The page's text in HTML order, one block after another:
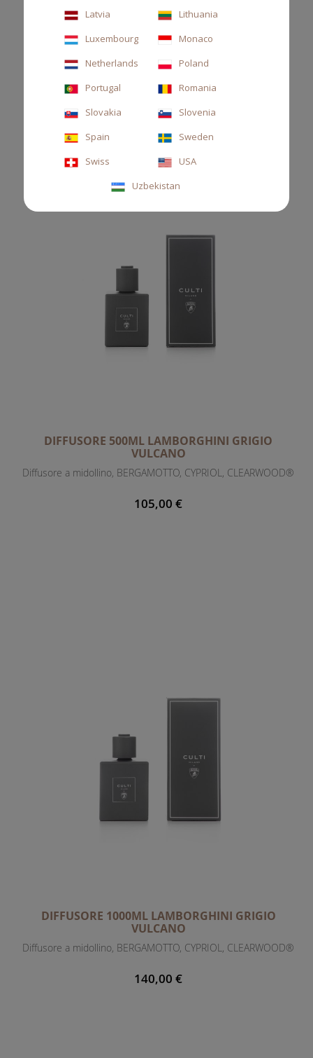
DIFFUSORE 500ML LAMBORGHINI GRIGIO
VULCANO
Diffusore a midollino, BERGAMOTTO, CYPRIOL, CLEARWOOD®
105,00 €
DIFFUSORE 1000ML LAMBORGHINI GRIGIO
VULCANO
Diffusore a midollino, BERGAMOTTO, CYPRIOL, CLEARWOOD®
140,00 €
Latvia
Lithuania
Luxembourg
Monaco
Netherlands
Poland
Portugal
Romania
Slovakia
Slovenia
Spain
Sweden
Swiss
USA
Uzbekistan